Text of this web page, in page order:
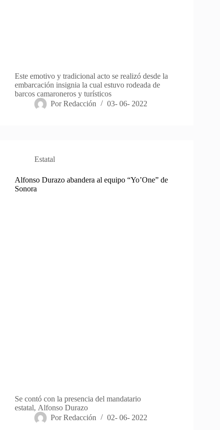
Este emotivo y tradicional acto se realizó desde la
embarcación insignia la cual estuvo rodeada de
barcos camaroneros y turísticos
Por Redacción 03- 06- 2022
Estatal
Alfonso Durazo abandera al equipo “Yo’One” de
Sonora
Se contó con la presencia del mandatario
estatal, Alfonso Durazo
Por Redacción 02- 06- 2022